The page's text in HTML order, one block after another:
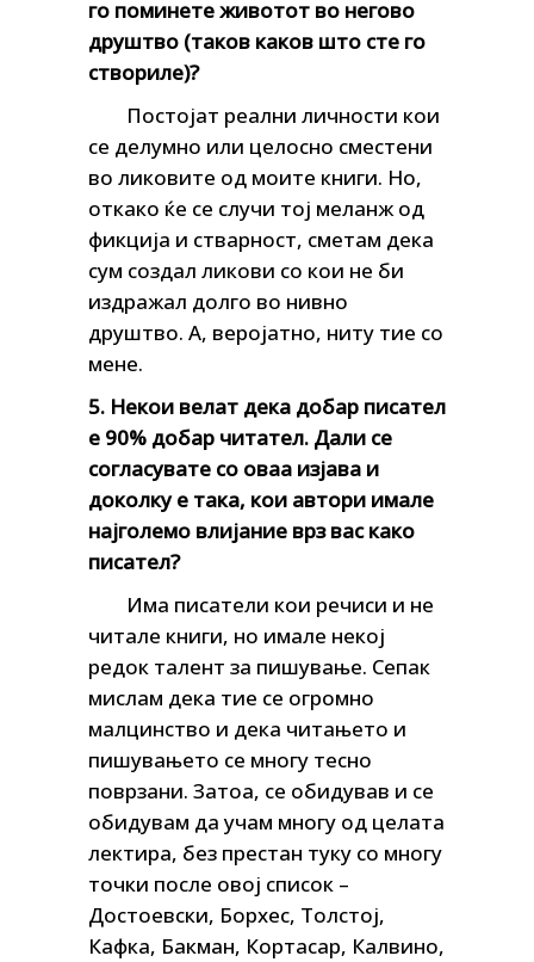
го поминете животот во негово
друштво (таков каков што сте го
створиле)?
Постојат реални личности кои
се делумно или целосно сместени
во ликовите од моите книги. Но,
откако ќе се случи тој меланж од
фикција и стварност, сметам дека
сум создал ликови со кои не би
издражал долго во нивно
друштво. А, веројатно, ниту тие со
мене.
5. Некои велат дека добар писател
е 90% добар читател. Дали се
согласувате со оваа изјава и
доколку е така, кои автори имале
најголемо влијание врз вас како
писател?
Има писатели кои речиси и не
читале книги, но имале некој
редок талент за пишување. Сепак
мислам дека тие се огромно
малцинство и дека читањето и
пишувањето се многу тесно
поврзани. Затоа, се обидував и се
обидувам да учам многу од целата
лектира, без престан туку со многу
точки после овој список –
Достоевски, Борхес, Толстој,
Кафка, Бакман, Кортасар, Калвино,